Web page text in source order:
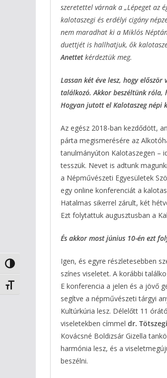
Nagy kontraszt váltása
Betűméret váltása
szeretettel várnak a „Lépeget az
kalotaszegi és erdélyi cigány
nem maradhat ki a Miklós
duettjét is hallhatjuk, ők
Anettetkérdeztük meg.
Lassan két éve lesz, hogy
találkozó. Akkor beszéltünk róla,
Hogyan jutott el Kalotaszeg népi
Az egész 2018-ban kezdődött,
párta megismerésére az
tanulmányúton Kalotaszegen –
tesszük. Nevet is adtunk
a Népművészeti Egyesületek
egy online konferenciát a
Hatalmas sikerrel zárult, két
Ezt folytattuk augusztusban a
És akkor most június 10-én ezt
Igen, és egyre részletesebben
színes viseletet. A korábbi
E konferencia a jelen és a jövő
segítve a népművészeti tárgyi
Kultúrkúria lesz. Délelőtt 11
viseletekben címmel dr.
Kovácsné Boldizsár Gizella
harmónia lesz, és a
beszélni.